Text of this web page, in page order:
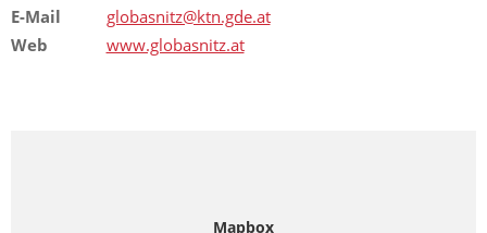
E-Mail
globasnitz@ktn.gde.at
Web
www.globasnitz.at
Mapbox